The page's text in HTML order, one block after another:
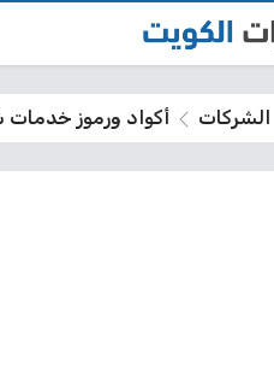
الشركات أكواد ورموز خدمات